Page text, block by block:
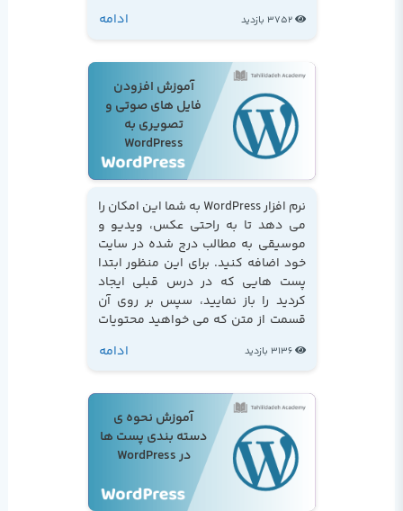
3752 بازدید ادامه
آموزش افزودن
فایل های صوتی و
تصویری به
WordPress
نرم افزار WordPress به شما این امکان را
می دهد تا به راحتی عکس، ویدیو و
موسیقی به مطالب درج شده در سایت
خود اضافه کنید. برای این منظور ابتدا
پست هایی که در درس قبلی ایجاد
کردید را باز نمایید، سپس بر روی آن
قسمت از متن که می خواهید محتویات
سپس...
3136 بازدید ادامه
آموزش نحوه ی
دسته بندی پست ها
در WordPress